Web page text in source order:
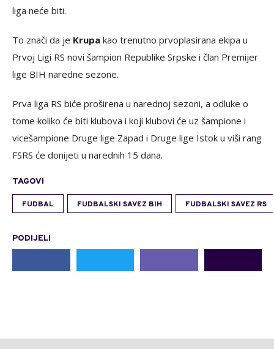
liga neće biti.
To znači da je Krupa kao trenutno prvoplasirana ekipa u
Prvoj Ligi RS novi šampion Republike Srpske i član Premijer
lige BIH naredne sezone.
Prva liga RS biće proširena u narednoj sezoni, a odluke o
tome koliko će biti klubova i koji klubovi će uz šampione i
vicešampione Druge lige Zapad i Druge lige Istok u viši rang
FSRS će donijeti u narednih 15 dana.
TAGOVI
FUDBAL FUDBALSKI SAVEZ BIH FUDBALSKI SAVEZ RS
PODIJELI